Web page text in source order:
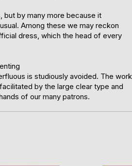
but by many more because it
Among these we may reckon
dress, which the head of every
is studiously avoided. The work
by the large clear type and
of our many patrons.